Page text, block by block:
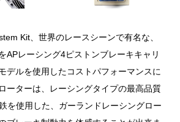
Kit、世界のレースシーンで有名な、
APレーシング4ピストンブレーキキャリ
デルを使用したコストパフォーマンスに
ーターは、レーシングタイプの最高品質
を使用した、ガーランドレーシングロー